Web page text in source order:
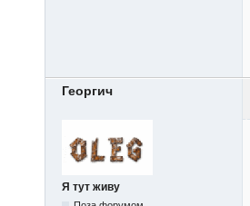
Георгич
Я тут живу